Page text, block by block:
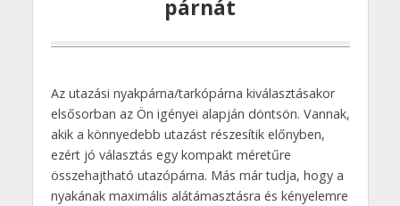
párnát
Az utazási nyakpárna/tarkópárna kiválasztásakor
elsősorban az Ön igényei alapján döntsön. Vannak,
akik a könnyedebb utazást részesítik előnyben,
ezért jó választás egy kompakt méretűre
összehajtható utazópárna. Más már tudja, hogy a
nyakának maximális alátámasztásra és kényelemre